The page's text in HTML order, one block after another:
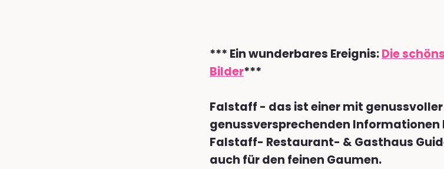
*** Ein wunderbares Ereignis:Die
Bilder***
Falstaff - das ist einer mit genussvoller
genussversprechenden Informationen
Falstaff- Restaurant- & Gasthaus
auch für den feinen Gaumen.